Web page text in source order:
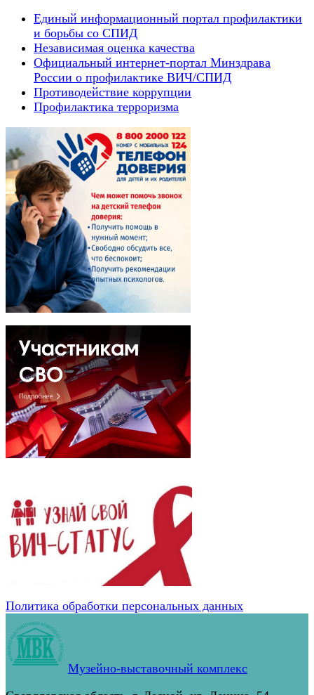
Единый информационный портал профилактики
и борьбы со СПИД
Независимая оценка качества
Официальный интернет-портал Минздрава
России о профилактике ВИЧ/СПИД
Противодействие коррупции
Профилактика терроризма
Политика обработки персональных данных
Музейно-выставочный комплекс